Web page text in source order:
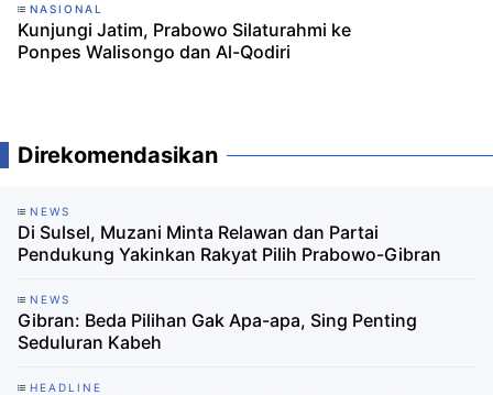
NASIONAL
Kunjungi Jatim, Prabowo Silaturahmi ke
Ponpes Walisongo dan Al-Qodiri
Direkomendasikan
NEWS
Di Sulsel, Muzani Minta Relawan dan Partai
Pendukung Yakinkan Rakyat Pilih Prabowo-Gibran
NEWS
Gibran: Beda Pilihan Gak Apa-apa, Sing Penting
Seduluran Kabeh
HEADLINE